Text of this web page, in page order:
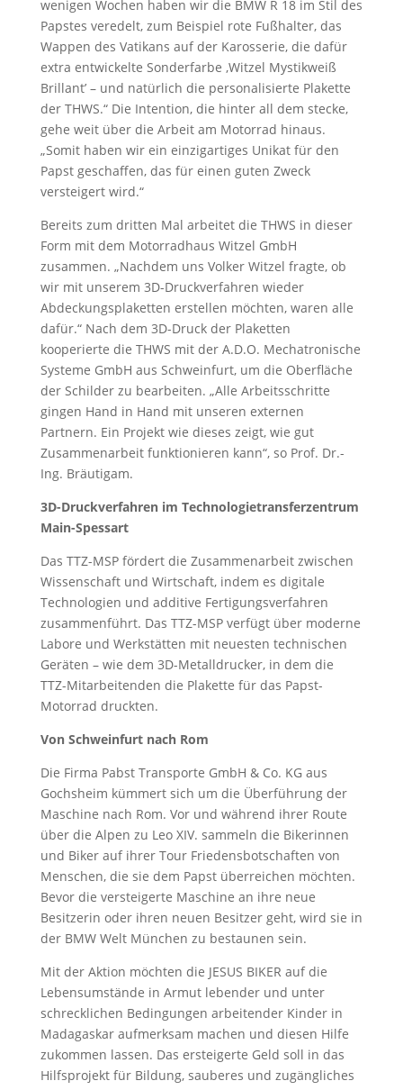
wenigen Wochen haben wir die BMW R 18 im Stil des
Papstes veredelt, zum Beispiel rote Fußhalter, das
Wappen des Vatikans auf der Karosserie, die dafür
extra entwickelte Sonderfarbe ,Witzel Mystikweiß
Brillantʼ – und natürlich die personalisierte Plakette
der THWS.“ Die Intention, die hinter all dem stecke,
gehe weit über die Arbeit am Motorrad hinaus.
„Somit haben wir ein einzigartiges Unikat für den
Papst geschaffen, das für einen guten Zweck
versteigert wird.“
Bereits zum dritten Mal arbeitet die THWS in dieser
Form mit dem Motorradhaus Witzel GmbH
zusammen. „Nachdem uns Volker Witzel fragte, ob
wir mit unserem 3D-Druckverfahren wieder
Abdeckungsplaketten erstellen möchten, waren alle
dafür.“ Nach dem 3D-Druck der Plaketten
kooperierte die THWS mit der A.D.O. Mechatronische
Systeme GmbH aus Schweinfurt, um die Oberfläche
der Schilder zu bearbeiten. „Alle Arbeitsschritte
gingen Hand in Hand mit unseren externen
Partnern. Ein Projekt wie dieses zeigt, wie gut
Zusammenarbeit funktionieren kann“, so Prof. Dr.-
Ing. Bräutigam.
3D-Druckverfahren im Technologietransferzentrum
Main-Spessart
Das TTZ-MSP fördert die Zusammenarbeit zwischen
Wissenschaft und Wirtschaft, indem es digitale
Technologien und additive Fertigungsverfahren
zusammenführt. Das TTZ-MSP verfügt über moderne
Labore und Werkstätten mit neuesten technischen
Geräten – wie dem 3D-Metalldrucker, in dem die
TTZ-Mitarbeitenden die Plakette für das Papst-
Motorrad druckten.
Von Schweinfurt nach Rom
Die Firma Pabst Transporte GmbH & Co. KG aus
Gochsheim kümmert sich um die Überführung der
Maschine nach Rom. Vor und während ihrer Route
über die Alpen zu Leo XIV. sammeln die Bikerinnen
und Biker auf ihrer Tour Friedensbotschaften von
Menschen, die sie dem Papst überreichen möchten.
Bevor die versteigerte Maschine an ihre neue
Besitzerin oder ihren neuen Besitzer geht, wird sie in
der BMW Welt München zu bestaunen sein.
Mit der Aktion möchten die JESUS BIKER auf die
Lebensumstände in Armut lebender und unter
schrecklichen Bedingungen arbeitender Kinder in
Madagaskar aufmerksam machen und diesen Hilfe
zukommen lassen. Das ersteigerte Geld soll in das
Hilfsprojekt für Bildung, sauberes und zugängliches